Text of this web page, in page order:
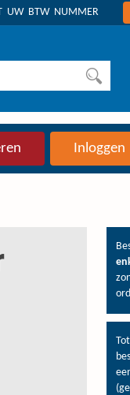
UW BTW NUMMER
Inloggen